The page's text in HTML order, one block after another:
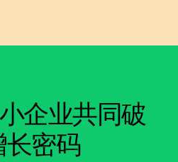
企业共同破
长密码